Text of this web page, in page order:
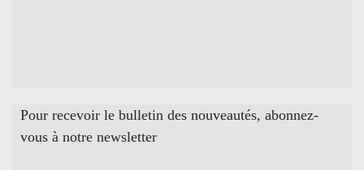
Pour recevoir le bulletin des nouveautés, abonnez-
vous à notre newsletter